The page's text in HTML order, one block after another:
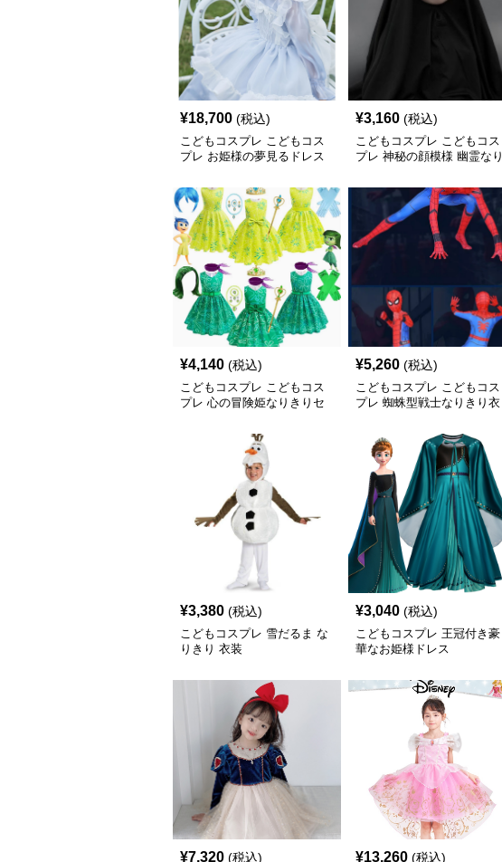
¥18,700 (税込)
こどもコスプレ こどもコス
プレ お姫様の夢見るドレス
¥3,160 (税込)
こどもコスプレ こどもコス
プレ 神秘の顔模様 幽霊なり
¥4,140 (税込)
こどもコスプレ こどもコス
プレ 心の冒険姫なりきりセ
¥5,260 (税込)
こどもコスプレ こどもコス
プレ 蜘蛛型戦士なりきり衣
¥3,380 (税込)
こどもコスプレ 雪だるま な
りきり 衣装
¥3,040 (税込)
こどもコスプレ 王冠付き豪
華なお姫様ドレス
¥7,320 (税込) ¥13,260 (税込)